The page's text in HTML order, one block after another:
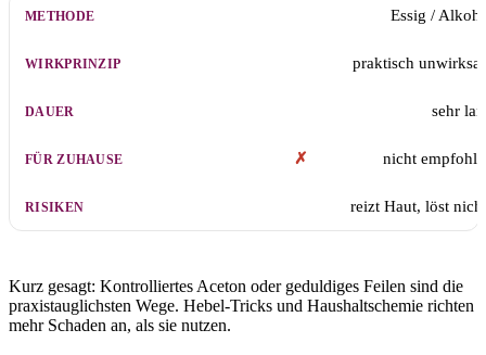
Essig /
praktisch
sehr
✗ nicht
reizt Haut, löst
Kurz gesagt: Kontrolliertes Aceton oder geduldiges Feilen sind die
praxistauglichsten Wege. Hebel-Tricks und Haushaltschemie richten
mehr Schaden an, als sie nutzen.